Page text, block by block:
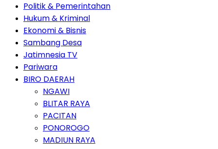
Politik & Pemerintahan
Hukum & Kriminal
Ekonomi & Bisnis
Sambang Desa
Jatimnesia TV
Pariwara
BIRO DAERAH
NGAWI
BLITAR RAYA
PACITAN
PONOROGO
MADIUN RAYA